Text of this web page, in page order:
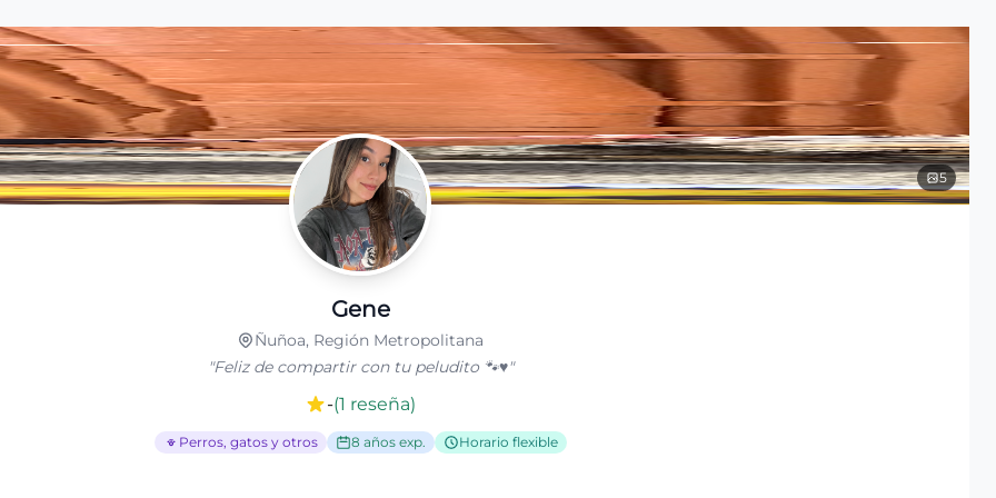
5
Gene
Ñuñoa, Región Metropolitana
"Feliz de compartir con tu peludito 🐾♥️"
-(1 reseña)
Perros, gatos y otros 8 años exp. Horario flexible